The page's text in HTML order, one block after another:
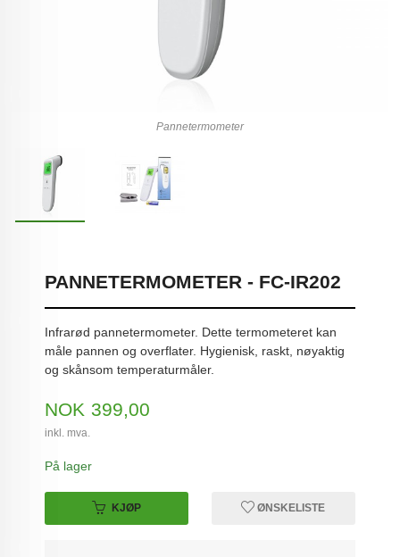
Pannetermometer
PANNETERMOMETER - FC-IR202
Infrarød pannetermometer. Dette termometeret kan
måle pannen og overflater. Hygienisk, raskt, nøyaktig
og skånsom temperaturmåler.
Pris
NOK 399,00
inkl. mva.
På lager
KJØP ØNSKELISTE